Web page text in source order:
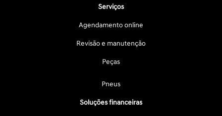
Serviços
Agendamento online
Revisão e manutenção
Peças
Pneus
Soluções financeiras